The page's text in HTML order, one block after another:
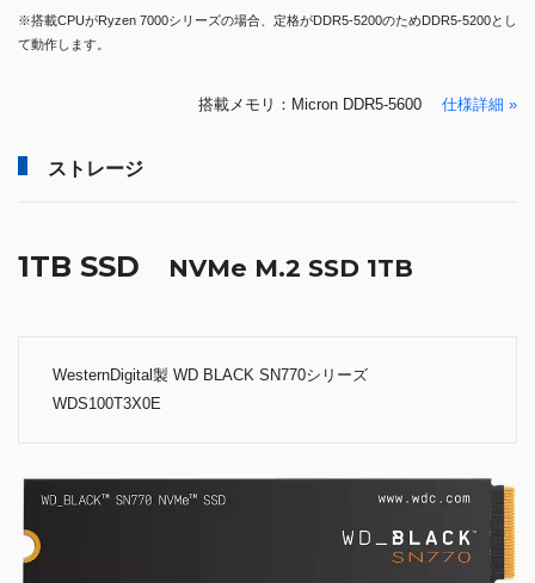
※搭載CPUがRyzen 7000シリーズの場合、定格がDDR5-5200のためDDR5-5200とし
て動作します。
搭載メモリ：Micron DDR5-5600 仕様詳細 »
ストレージ
1TB SSD NVMe M.2 SSD 1TB
WesternDigital製 WD BLACK SN770シリーズ
WDS100T3X0E